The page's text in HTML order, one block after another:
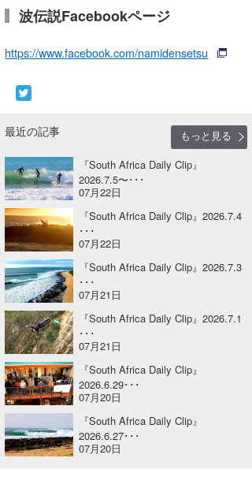
波伝説Facebookページ
https://www.facebook.com/namidensetsu
最近の記事
もっと見る
『South Africa Daily Clip』
2026.7.5〜･･･
07月22日
『South Africa Daily Clip』2026.7.4
･･･
07月22日
『South Africa Daily Clip』2026.7.3
･･･
07月21日
『South Africa Daily Clip』2026.7.1
･･･
07月21日
『South Africa Daily Clip』
2026.6.29･･･
07月20日
『South Africa Daily Clip』
2026.6.27･･･
07月20日
ライター/寄稿メディア
Core Surf Japan
Naoya Kimoto
mitsuteru Kamio
Yasunari Inoue
Yoshiyuki Obata
arukasvision
DELTA FORCE SURF
CBA Films
メディア
SURFMEDIA
Colors MAGAZINE
WAVAL
波伝説アンバサダー/プロライダー
福島寿実子
中浦“JET”章
嵯峨明日香
進士剛光
田原啓江
波伝説スタッフ
☆加藤
+☆maki☆+
Aichan
chan-U
波伝説